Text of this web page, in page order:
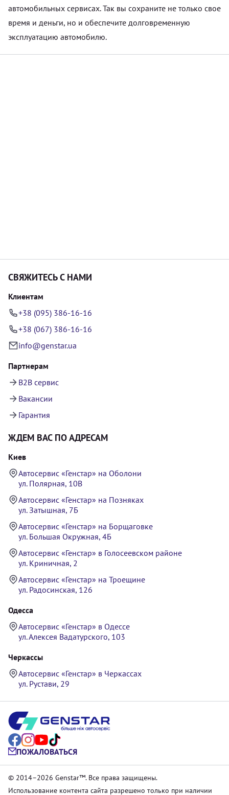
автомобильных сервисах. Так вы сохраните не только свое
время и деньги, но и обеспечите долговременную
эксплуатацию автомобилю.
СВЯЖИТЕСЬ С НАМИ
Клиентам
+38 (095) 386-16-16
+38 (067) 386-16-16
info@genstar.ua
Партнерам
B2B сервис
Вакансии
Гарантия
ЖДЕМ ВАС ПО АДРЕСАМ
Киев
Автосервис «Генстар» на Оболони
ул. Полярная, 10В
Автосервис «Генстар» на Позняках
ул. Затышная, 7Б
Автосервис «Генстар» на Борщаговке
ул. Большая Окружная, 4Б
Автосервис «Генстар» в Голосеевском районе
ул. Криничная, 2
Автосервис «Генстар» на Троещине
ул. Радосинская, 126
Одесса
Автосервис «Генстар» в Одессе
ул. Алексея Вадатурского, 103
Черкассы
Автосервис «Генстар» в Черкассах
ул. Рустави, 29
ПОЖАЛОВАТЬСЯ
© 2014–2026 Genstar™. Все права защищены.
Использование контента сайта разрешено только при наличии